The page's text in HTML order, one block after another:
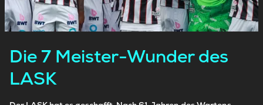
Die 7 Meister-Wunder des
LASK